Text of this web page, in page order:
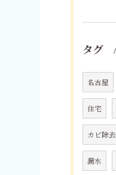
タグ
名古屋
住宅
カビ除去
漏水